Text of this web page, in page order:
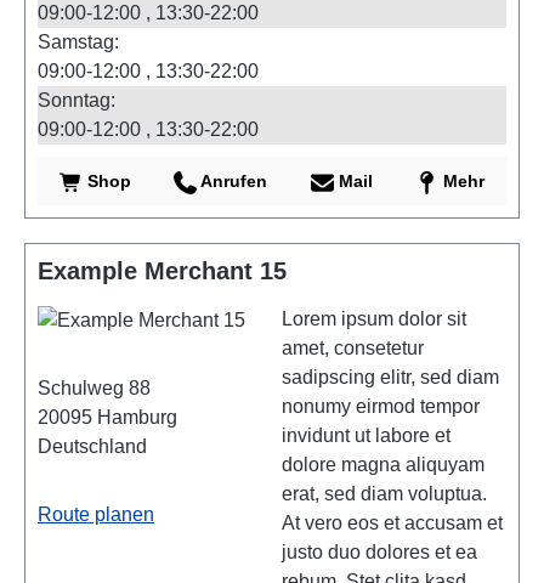
09:00-12:00
13:30-22:00
Samstag:
09:00-12:00
13:30-22:00
Sonntag:
09:00-12:00
13:30-22:00
Shop Anrufen Mail Mehr
Example Merchant 15
Schulweg 88
20095 Hamburg
Deutschland
Route planen
Lorem ipsum dolor sit
amet, consetetur
sadipscing elitr, sed diam
nonumy eirmod tempor
invidunt ut labore et
dolore magna aliquyam
erat, sed diam voluptua.
At vero eos et accusam et
justo duo dolores et ea